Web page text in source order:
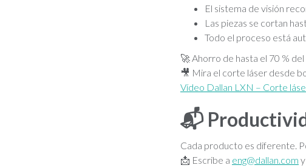
El sistema de visión
Las piezas se cortan
Todo el proceso está
🚀 Ahorro de hasta el 70 %
🎥 Mira el corte láser desde
Vídeo Dallan LXN – Corte
📬
Cada producto es diferente.
📩 Escribe a eng@dallan.com